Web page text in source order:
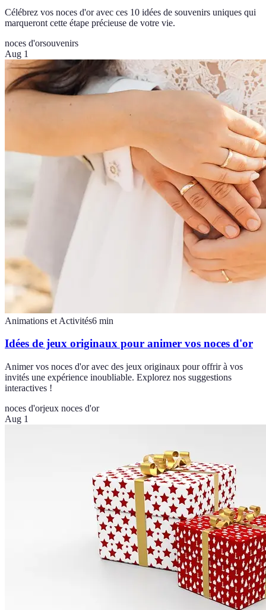
Célébrez vos noces d'or avec ces 10 idées de souvenirs uniques qui
marqueront cette étape précieuse de votre vie.
noces d'orsouvenirs
Aug 1
Animations et Activités6 min
Idées de jeux originaux pour animer vos noces d'or
Animer vos noces d'or avec des jeux originaux pour offrir à vos
invités une expérience inoubliable. Explorez nos suggestions
interactives !
noces d'orjeux noces d'or
Aug 1